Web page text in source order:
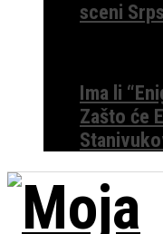
sceni
Ima li
Zašto će